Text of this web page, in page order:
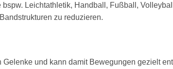
Leichtathletik, Handball, Fußball,
zu reduzieren.
und kann damit Bewegungen gezielt